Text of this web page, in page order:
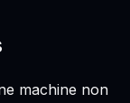
machine non